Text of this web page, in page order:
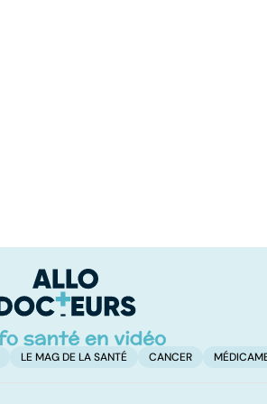
LE MAG DE LA SANTÉ CANCER